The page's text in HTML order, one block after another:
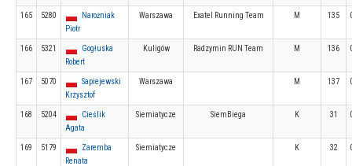
165 5280
Narożniak
Piotr
Warszawa Exatel Running Team M 135
166 5321
Gogłuska
Robert
Kuligów Radzymin RUN Team M 136
167 5070
Sapiejewski
Krzysztof
Warszawa M 137
168 5204
Cieślik
Agata
Siemiatycze SiemBiega K 31
169 5179
Zaremba
Renata
Siemiatycze K 32